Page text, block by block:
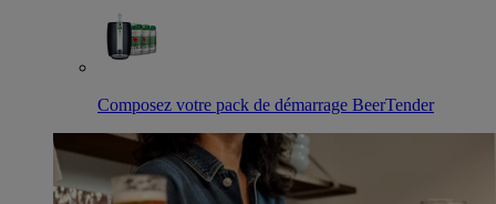
Composez votre pack de démarrage BeerTender